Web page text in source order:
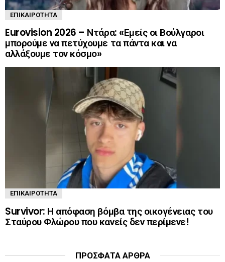
ΕΠΙΚΑΙΡΌΤΗΤΑ
Eurovision 2026 – Ντάρα: «Εμείς οι Βούλγαροι
μπορούμε να πετύχουμε τα πάντα και να
αλλάξουμε τον κόσμο»
ΕΠΙΚΑΙΡΌΤΗΤΑ
Survivor: Η απόφαση βόμβα της οικογένειας του
Σταύρου Φλώρου που κανείς δεν περίμενε!
ΠΡΌΣΦΑΤΑ ΆΡΘΡΑ